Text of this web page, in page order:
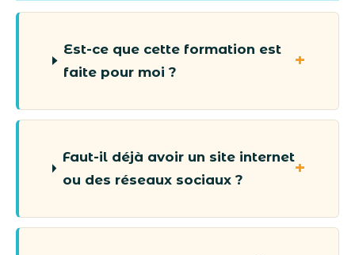
Est-ce que cette formation est
faite pour moi ?
Faut-il déjà avoir un site internet
ou des réseaux sociaux ?